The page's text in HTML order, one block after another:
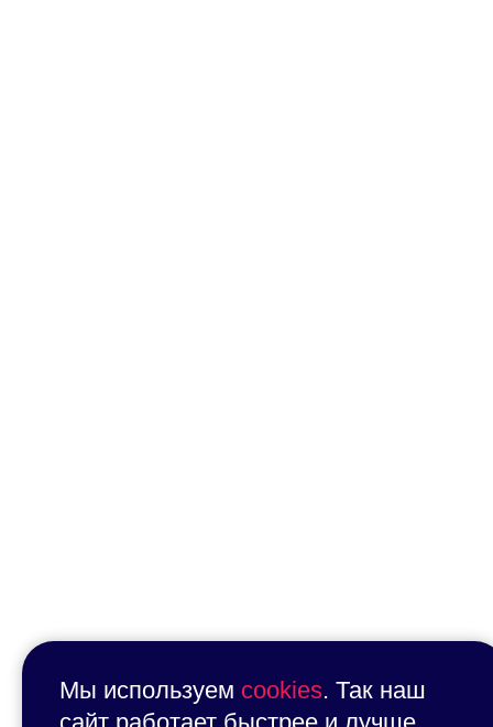
Мы используем cookies. Так наш